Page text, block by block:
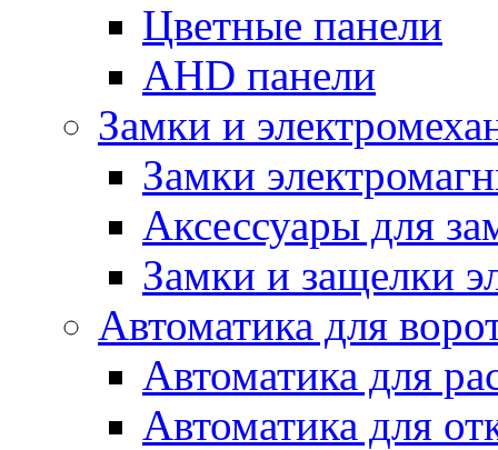
Цветные панели
AHD панели
Замки и
Замки
Аксессуары для
Замки и защелки
Автоматика для
Автоматика для
Автоматика для